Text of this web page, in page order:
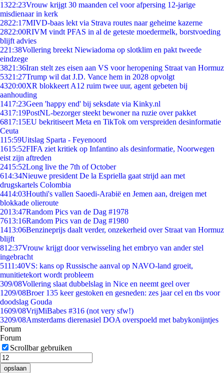
1322:23Vrouw krijgt 30 maanden cel voor afpersing 12-jarige
misdienaar in kerk
2822:17MIVD-baas lekt via Strava routes naar geheime kazerne
2822:00RIVM vindt PFAS in al de geteste moedermelk, borstvoeding
blijft advies
221:38Vollering breekt Niewiadoma op slotklim en pakt tweede
eindzege
3821:36Iran stelt zes eisen aan VS voor heropening Straat van Hormuz
5321:27Trump wil dat J.D. Vance hem in 2028 opvolgt
4320:00XR blokkeert A12 ruim twee uur, agent gebeten bij
aanhouding
1417:23Geen 'happy end' bij seksdate via Kinky.nl
4317:19PostNL-bezorger steekt bewoner na ruzie over pakket
6817:15EU bekritiseert Meta en TikTok om verspreiden desinformatie
Ceuta
115:59Uitslag Sparta - Feyenoord
1615:52FIFA ziet kritiek op Infantino als desinformatie, Noorwegen
eist zijn aftreden
2415:52Long live the 7th of October
614:34Nieuwe president De la Espriella gaat strijd aan met
drugskartels Colombia
4414:03Houthi's vallen Saoedi-Arabië en Jemen aan, dreigen met
blokkade olieroute
2013:47Random Pics van de Dag #1978
7613:16Random Pics van de Dag #1980
1413:06Benzineprijs daalt verder, onzekerheid over Straat van Hormuz
blijft
812:37Vrouw krijgt door verwisseling het embryo van ander stel
ingebracht
5111:40VS: kans op Russische aanval op NAVO-land groeit,
munitietekort wordt probleem
309/08Vollering slaat dubbelslag in Nice en neemt geel over
1209/08Broer 135 keer gestoken en gesneden: zes jaar cel en tbs voor
doodslag Gouda
1609/08VrijMiBabes #316 (not very sfw!)
3209/08Amsterdams dierenasiel DOA overspoeld met babykonijntjes
Forum
Forum
Scrollbar gebruiken
opslaan